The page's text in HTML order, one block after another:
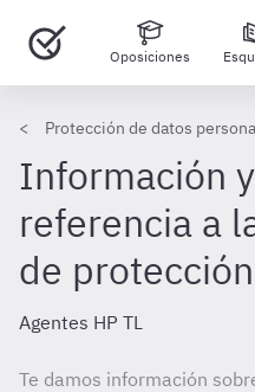
Oposiciones
Protección de datos
Información
referencia a
de
Agentes HP TL
Te damos información